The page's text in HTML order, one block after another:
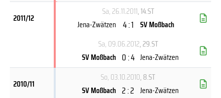
2011/12
Sa, 26.11.2011, 14.ST
Jena-Zwätzen 4 : 1 SV Moßbach
Sa, 09.06.2012, 29.ST
SV Moßbach 0 : 4 Jena-Zwätzen
2010/11
So, 03.10.2010, 8.ST
SV Moßbach 2 : 2 Jena-Zwätzen